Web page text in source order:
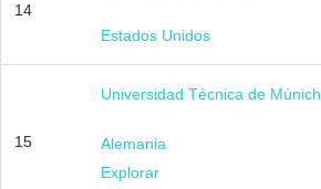
14
Estados Unidos
15
Universidad Técnica de Múnich
Alemania
Explorar